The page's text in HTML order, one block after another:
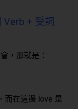
Verb + 受詞
，那就是：
而在這邊 love 是